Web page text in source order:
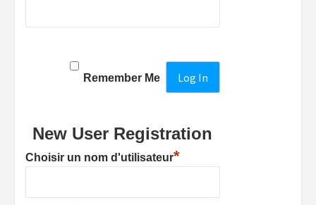
Remember Me
New User Registration
Choisir un nom d'utilisateur*